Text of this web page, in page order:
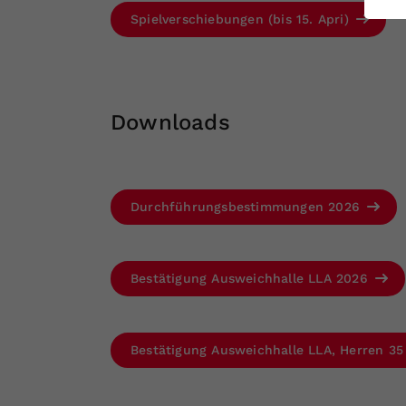
Spielverschiebungen (bis 15. Apri)
Downloads
Durchführungsbestimmungen 2026
Bestätigung Ausweichhalle LLA 2026
Bestätigung Ausweichhalle LLA, Herren 35